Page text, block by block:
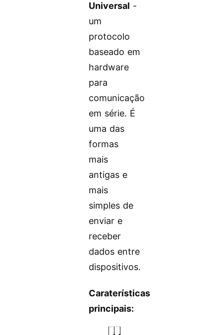
Universal -
um
protocolo
baseado em
hardware
para
comunicação
em série. É
uma das
formas
mais
antigas e
mais
simples de
enviar e
receber
dados entre
dispositivos.
Caraterísticas
principais: